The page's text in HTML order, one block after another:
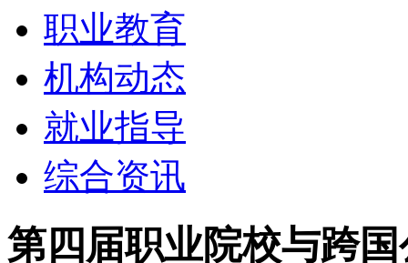
职业教育
机构动态
就业指导
综合资讯
第四届职业院校与跨